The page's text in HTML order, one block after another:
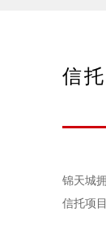
信
锦天城
信托项